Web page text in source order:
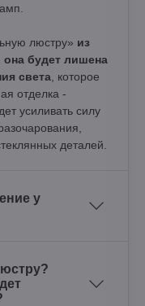
люстру» из
она будет лишена
света , которое
отделка -
усиливать силу
деталей.
у